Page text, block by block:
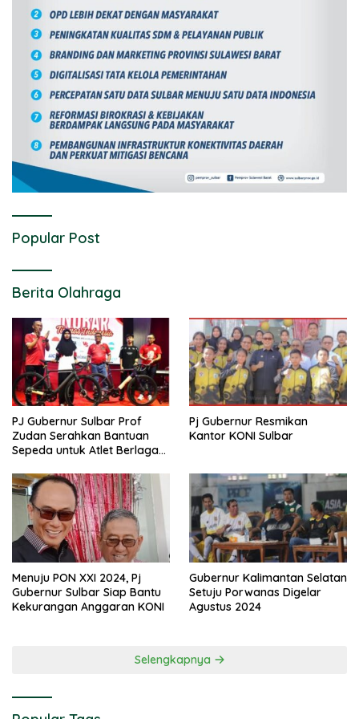
Popular Post
Berita Olahraga
PJ Gubernur Sulbar Prof
Zudan Serahkan Bantuan
Sepeda untuk Atlet Berlaga
Pj Gubernur Resmikan
Kantor KONI Sulbar
Menuju PON XXI 2024, Pj
Gubernur Sulbar Siap Bantu
Kekurangan Anggaran KONI
Gubernur Kalimantan Selatan
Setuju Porwanas Digelar
Agustus 2024
Selengkapnya